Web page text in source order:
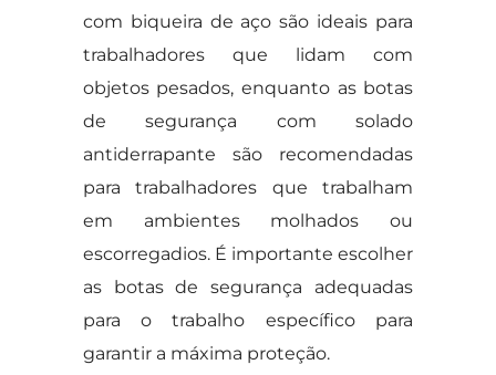
com biqueira de aço são ideais para
trabalhadores que lidam com
objetos pesados, enquanto as botas
de segurança com solado
antiderrapante são recomendadas
para trabalhadores que trabalham
em ambientes molhados ou
escorregadios. É importante escolher
as botas de segurança adequadas
para o trabalho específico para
garantir a máxima proteção.